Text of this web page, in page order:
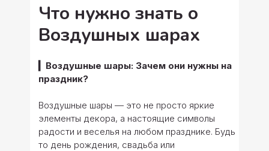
Что нужно знать о
Воздушных шарах
▎Воздушные шары: Зачем они нужны на
праздник?
Воздушные шары — это не просто яркие
элементы декора, а настоящие символы
радости и веселья на любом празднике. Будь
то день рождения, свадьба или